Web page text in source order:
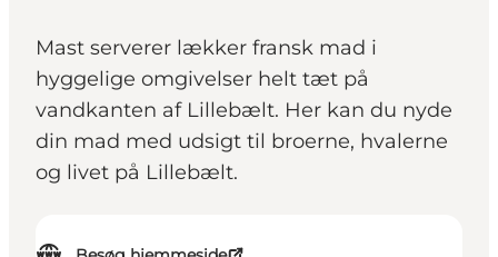
Mast serverer lækker fransk mad i
hyggelige omgivelser helt tæt på
vandkanten af Lillebælt. Her kan du nyde
din mad med udsigt til broerne, hvalerne
og livet på Lillebælt.